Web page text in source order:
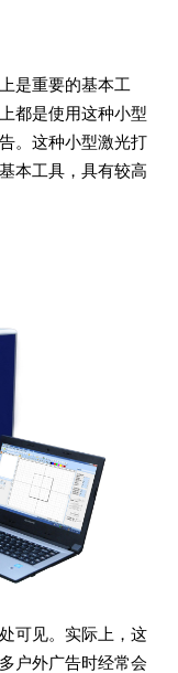
是重要的基本工
都是使用这种小型
。这种小型激光打
本工具，具有较高
可见。实际上，这
户外广告时经常会